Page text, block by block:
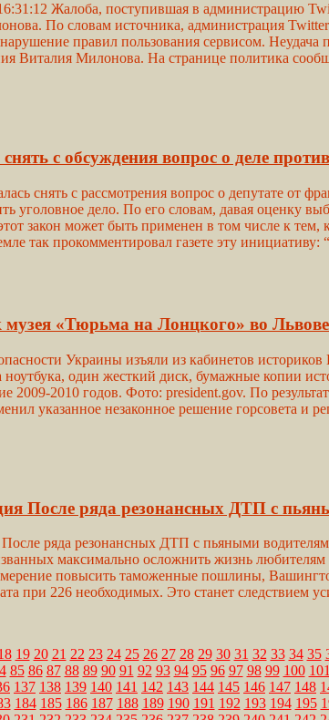
Жалоба, поступившая в администрацию
По словам источника, администрация
правил пользования сервисом. Неудача
Виталия Милонова. На странице политика
с обсуждения вопрос о деле
снять с рассмотрения вопрос о депутате
уголовное дело. По его словам, давая оценку
закон может быть применен в том числе к
так прокомментировал газете эту
«Тюрьма на Лонцкого» во Львове
Украины изъяли из кабинетов
один жесткий диск, бумажные копии
2009-2010 годов. Фото: president.gov. По
указанное незаконное решение горсовета и
После ряда резонансных ДТП с
ряда резонансных ДТП с пьяными
максимально осложнить жизнь
повысить таможенные пошлины,
при 226 необходимых. Это станет
19 20 21 22 23 24 25 26 27 28 29 30 31 32 33 34 35
85 86 87 88 89 90 91 92 93 94 95 96 97 98 99 100 101
137 138 139 140 141 142 143 144 145 146 147 148
184 185 186 187 188 189 190 191 192 193 194 195